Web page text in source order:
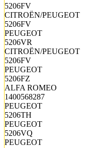
5206FV
CITROËN/PEUGEOT
5206FV
PEUGEOT
5206VR
CITROËN/PEUGEOT
5206FV
PEUGEOT
5206FZ
ALFA ROMEO
1400568287
PEUGEOT
5206TH
PEUGEOT
5206VQ
PEUGEOT